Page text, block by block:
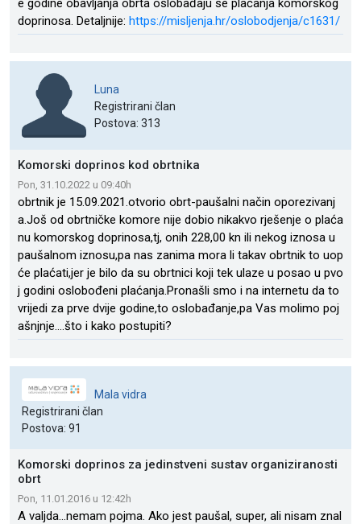
e godine obavljanja obrta oslobađaju se plaćanja komorskog
doprinosa. Detaljnije: https://misljenja.hr/oslobodjenja/c1631/
Luna
Registrirani član
Postova: 313
Komorski doprinos kod obrtnika
Pon, 31.10.2022 u 09:40h
obrtnik je 15.09.2021.otvorio obrt-paušalni način oporezivanj
a.Još od obrtničke komore nije dobio nikakvo rješenje o plaća
nu komorskog doprinosa,tj, onih 228,00 kn ili nekog iznosa u
paušalnom iznosu,pa nas zanima mora li takav obrtnik to uop
će plaćati,jer je bilo da su obrtnici koji tek ulaze u posao u pvo
j godini oslobođeni plaćanja.Pronašli smo i na internetu da to
vrijedi za prve dvije godine,to oslobađanje,pa Vas molimo poj
ašnjnje....što i kako postupiti?
Mala vidra
Registrirani član
Postova: 91
Komorski doprinos za jedinstveni sustav organiziranosti
obrt
Pon, 11.01.2016 u 12:42h
A valjda...nemam pojma. Ako jest paušal, super, ali nisam znal